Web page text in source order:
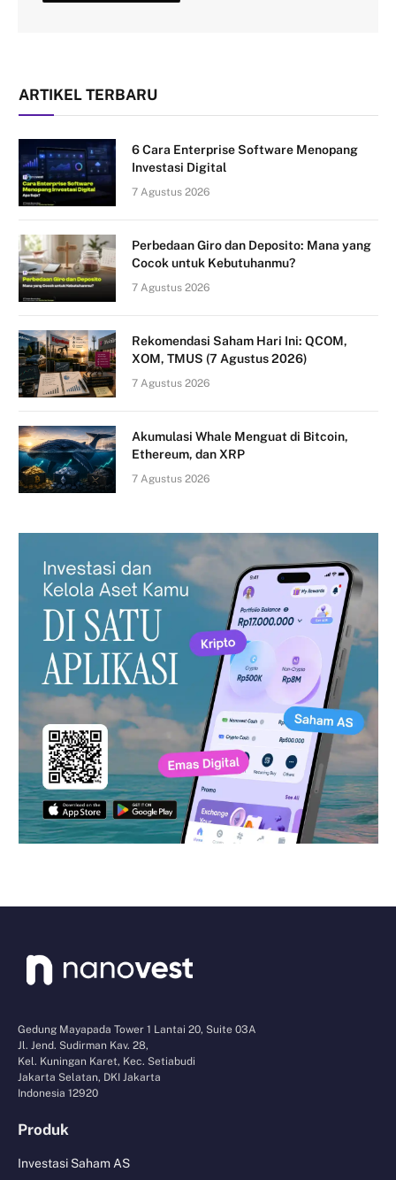
ARTIKEL TERBARU
6 Cara Enterprise Software Menopang
Investasi Digital
7 Agustus 2026
Perbedaan Giro dan Deposito: Mana yang
Cocok untuk Kebutuhanmu?
7 Agustus 2026
Rekomendasi Saham Hari Ini: QCOM,
XOM, TMUS (7 Agustus 2026)
7 Agustus 2026
Akumulasi Whale Menguat di Bitcoin,
Ethereum, dan XRP
7 Agustus 2026
Gedung Mayapada Tower 1 Lantai 20, Suite 03A
Jl. Jend. Sudirman Kav. 28,
Kel. Kuningan Karet, Kec. Setiabudi
Jakarta Selatan, DKI Jakarta
Indonesia 12920
Produk
Investasi Saham AS